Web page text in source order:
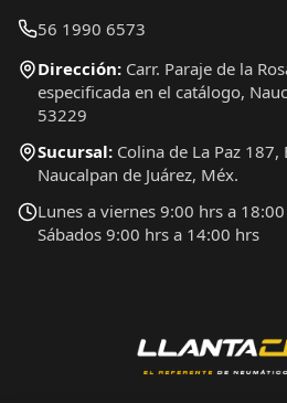
56 1990 6573
Dirección: Carr. Paraje de la
especificada en el catálogo,
53229
Sucursal: Colina de La Paz
Naucalpan de Juárez, Méx.
Lunes a viernes 9:00 hrs a
Sábados 9:00 hrs a 14:00 hrs